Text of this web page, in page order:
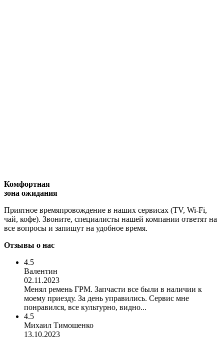
Комфортная
зона ожидания
Приятное времяпровождение в наших сервисах (TV, Wi-Fi,
чай, кофе). Звоните, специалисты нашей компании ответят на
все вопросы и запишут на удобное время.
Отзывы о нас
4.5
Валентин
02.11.2023
Менял ремень ГРМ. Запчасти все были в наличии к
моему приезду. За день управились. Сервис мне
понравился, все культурно, видно...
4.5
Михаил Тимошенко
13.10.2023